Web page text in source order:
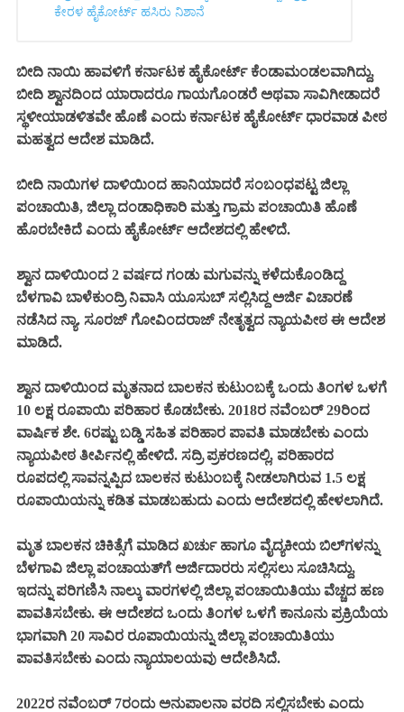
ಕೇರಳ ಹೈಕೋರ್ಟ್ ಹಸಿರು ನಿಶಾನೆ
ಬೀದಿ ನಾಯಿ ಹಾವಳಿಗೆ ಕರ್ನಾಟಕ ಹೈಕೋರ್ಟ್‌ ಕೆಂಡಾಮಂಡಲವಾಗಿದ್ದು,
ಬೀದಿ ಶ್ವಾನದಿಂದ ಯಾರಾದರೂ ಗಾಯಗೊಂಡರೆ ಅಥವಾ ಸಾವಿಗೀಡಾದರೆ
ಸ್ಥಳೀಯಾಡಳಿತವೇ ಹೊಣೆ ಎಂದು ಕರ್ನಾಟಕ ಹೈಕೋರ್ಟ್‌ ಧಾರವಾಡ ಪೀಠ
ಮಹತ್ವದ ಆದೇಶ ಮಾಡಿದೆ.
ಬೀದಿ ನಾಯಿಗಳ ದಾಳಿಯಿಂದ ಹಾನಿಯಾದರೆ ಸಂಬಂಧಪಟ್ಟ ಜಿಲ್ಲಾ
ಪಂಚಾಯಿತಿ, ಜಿಲ್ಲಾ ದಂಡಾಧಿಕಾರಿ ಮತ್ತು ಗ್ರಾಮ ಪಂಚಾಯಿತಿ ಹೊಣೆ
ಹೊರಬೇಕಿದೆ ಎಂದು ಹೈಕೋರ್ಟ್ ಆದೇಶದಲ್ಲಿ ಹೇಳಿದೆ.
ಶ್ವಾನ ದಾಳಿಯಿಂದ 2 ವರ್ಷದ ಗಂಡು ಮಗುವನ್ನು ಕಳೆದುಕೊಂಡಿದ್ದ
ಬೆಳಗಾವಿ ಬಾಳೆಕುಂದ್ರಿ ನಿವಾಸಿ ಯೂಸುಬ್ ಸಲ್ಲಿಸಿದ್ದ ಅರ್ಜಿ ವಿಚಾರಣೆ
ನಡೆಸಿದ ನ್ಯಾ. ಸೂರಜ್ ಗೋವಿಂದರಾಜ್ ನೇತೃತ್ವದ ನ್ಯಾಯಪೀಠ ಈ ಆದೇಶ
ಮಾಡಿದೆ.
ಶ್ವಾನ ದಾಳಿಯಿಂದ ಮೃತನಾದ ಬಾಲಕನ ಕುಟುಂಬಕ್ಕೆ ಒಂದು ತಿಂಗಳ ಒಳಗೆ
10 ಲಕ್ಷ ರೂಪಾಯಿ ಪರಿಹಾರ ಕೊಡಬೇಕು. 2018ರ ನವೆಂಬರ್‌ 29ರಿಂದ
ವಾರ್ಷಿಕ ಶೇ. 6ರಷ್ಟು ಬಡ್ಡಿ ಸಹಿತ ಪರಿಹಾರ ಪಾವತಿ ಮಾಡಬೇಕು ಎಂದು
ನ್ಯಾಯಪೀಠ ತೀರ್ಪಿನಲ್ಲಿ ಹೇಳಿದೆ. ಸದ್ರಿ ಪ್ರಕರಣದಲ್ಲಿ, ಪರಿಹಾರದ
ರೂಪದಲ್ಲಿ ಸಾವನ್ನಪ್ಪಿದ ಬಾಲಕನ ಕುಟುಂಬಕ್ಕೆ ನೀಡಲಾಗಿರುವ 1.5 ಲಕ್ಷ
ರೂಪಾಯಿಯನ್ನು ಕಡಿತ ಮಾಡಬಹುದು ಎಂದು ಆದೇಶದಲ್ಲಿ ಹೇಳಲಾಗಿದೆ.
ಮೃತ ಬಾಲಕನ ಚಿಕಿತ್ಸೆಗೆ ಮಾಡಿದ ಖರ್ಚು ಹಾಗೂ ವೈದ್ಯಕೀಯ ಬಿಲ್‌ಗಳನ್ನು
ಬೆಳಗಾವಿ ಜಿಲ್ಲಾ ಪಂಚಾಯತ್‌ಗೆ ಅರ್ಜಿದಾರರು ಸಲ್ಲಿಸಲು ಸೂಚಿಸಿದ್ದು,
ಇದನ್ನು ಪರಿಗಣಿಸಿ ನಾಲ್ಕು ವಾರಗಳಲ್ಲಿ ಜಿಲ್ಲಾ ಪಂಚಾಯಿತಿಯು ವೆಚ್ಚದ ಹಣ
ಪಾವತಿಸಬೇಕು. ಈ ಆದೇಶದ ಒಂದು ತಿಂಗಳ ಒಳಗೆ ಕಾನೂನು ಪ್ರಕ್ರಿಯೆಯ
ಭಾಗವಾಗಿ 20 ಸಾವಿರ ರೂಪಾಯಿಯನ್ನು ಜಿಲ್ಲಾ ಪಂಚಾಯಿತಿಯು
ಪಾವತಿಸಬೇಕು ಎಂದು ನ್ಯಾಯಾಲಯವು ಆದೇಶಿಸಿದೆ.
2022ರ ನವೆಂಬರ್‌ 7ರಂದು ಅನುಪಾಲನಾ ವರದಿ ಸಲ್ಲಿಸಬೇಕು ಎಂದು